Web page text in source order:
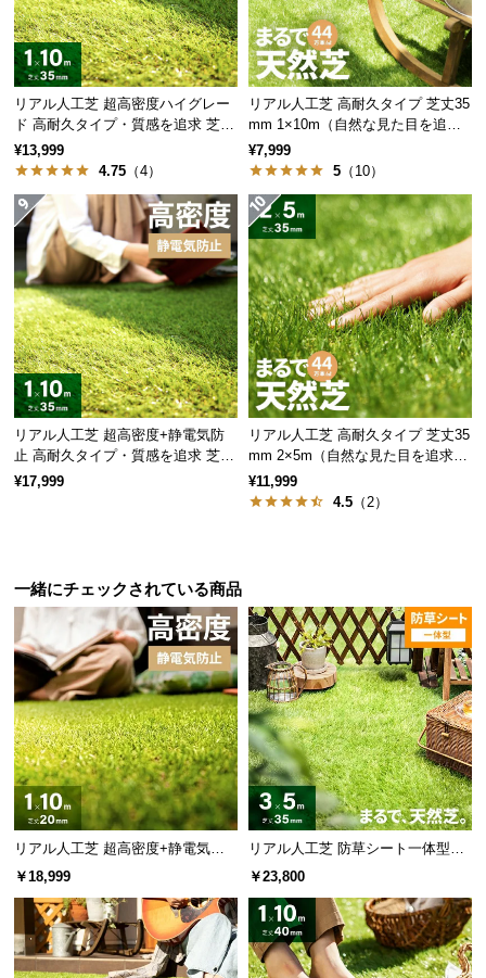
客
様
サ
ポ
ー
ら
せ
ブ
ロ
グ
リアル人工芝 超高密度ハイグレー
ド 高耐久タイプ・質感を追求 芝丈
35mm 1×10m
¥13,999
4.75 （4）
リアル人工芝 高耐久タイプ 芝丈35
mm 1×10m（自然な見た目を追
求・U字ピン付属）
¥7,999
5 （10）
リアル人工芝 超高密度+静電気防
止 高耐久タイプ・質感を追求 芝丈
35mm 1×10m
¥17,999
リアル人工芝 高耐久タイプ 芝丈35
mm 2×5m（自然な見た目を追求・
U字ピン付属）
¥11,999
4.5 （2）
一緒にチェックされている商品
リアル人工芝 超高密度+静電気防
止 極細タイプ 芝丈20mm 1×10m
防草シート付
￥18,999
リアル人工芝 防草シート一体型タ
イプ 芝丈35mm 3×5m（自然な見
た目追求・U字ピン付）
￥23,800